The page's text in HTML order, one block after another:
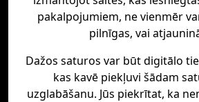
pakalpojumiem, ne vienmēr
pilnīgas, vai
Dažos saturos var būt digitālo
kas kavē piekļuvi šādam
uzglabāšanu. Jūs piekrītat, ka